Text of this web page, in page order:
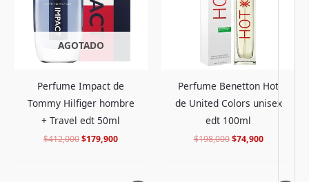
AGOTADO
Perfume Impact de
Tommy Hilfiger hombre
+ Travel edt 50ml
$412,000$179,900
Perfume Benetton Hot
de United Colors unisex
edt 100ml
$198,000 $74,900